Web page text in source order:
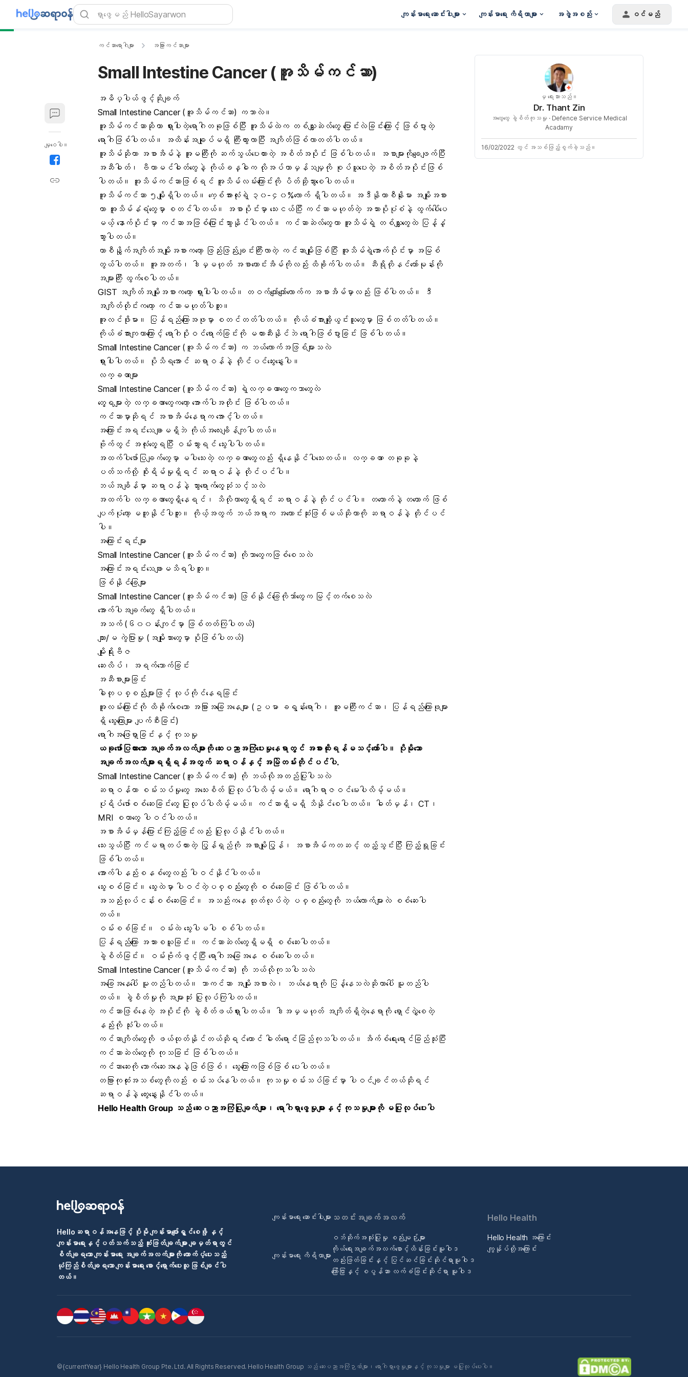
ကျန်းမာရေး ဆောင်းပါးများ ကျန်းမာရေး ကိရိယာများ အဖွဲ့အစည်း ဝင်မည်
မျှဝေပါ။
ကင်ဆာရောဂါများ အခြားကင်ဆာများ
Small Intestine Cancer (အူသိမ်ကင်ဆာ)
အဓိပ္ပါယ်ဖွင့်ဆိုချက်
Small Intestine Cancer (အူသိမ်ကင်ဆာ) ကဘာလဲ။
အူသိမ်ကင်ဆာဆိုတာ ရှားပါးတဲ့ရောဂါတခုဖြစ်ပြီး အူသိမ်ထဲက တစ်သျှူးဆဲလ်တွေ ပြောင်းလဲခြင်းကြောင့် ဖြစ်ပွားတဲ့
ရောဂါဖြစ်ပါတယ်။ အထိန်းအချုပ်မရှိ ကြီးထွားလာပြီး အကျိတ်ဖြစ်လာတတ်ပါတယ်။
အူသိမ်ဆိုတာ အစာအိမ်နဲ့ အူမကြီးကို ဆက်သွယ်ပေးထားတဲ့ အစိတ်အပိုင်း ဖြစ်ပါတယ်။ အစာများကိုချေဖျက်ပြီး
အဆီဓါတ်၊ ဗီတာမင်ဓါတ်တွေနဲ့ ကိုယ်ခန္ဓါက လိုအပ်တာမှန်သမျှကို စုပ်ယူပေးတဲ့ အစိတ်အပိုင်းဖြစ်
ပါတယ်။ အူသိမ်ကင်ဆာဖြစ်ရင် အူသိမ်လမ်းကြောင်းကို ပိတ်ဆို့သွားစေပါတယ်။
အူသိမ်ကင်ဆာ ၅မျိုးရှိပါတယ်။ ကေ့စ်အားလုံးရဲ့ ၃၀-၄၀%လောက် ရှိပါတယ်။ အဒီနိုကာစီနိုးမား အမျိုးအစား
ဟာ အူသိမ်နံရံတွေမှာ စတင်ပါတယ်။ အစာပိုင်းမှာ သေးငယ်ပြီး ကင်ဆာမဟုတ်တဲ့ အသားပိုပုံစံနဲ့ ထွက်ပေါ်ပေ
မယ့် နောက်ပိုင်းမှာ ကင်ဆာအဖြစ်ပြောင်းသွားနိုင်ပါတယ်။ ကင်ဆာဆဲလ်တွေဟာ အူသိမ်ရဲ့ တစ်သျှူးတွေထဲ ပြန့်နှံ့
သွားပါတယ်။
ကာစီနွိုက်အကျိတ်အမျိုးအစားကတော့ ဖြည်းဖြည်းချင်းကြီးလာတဲ့ ကင်ဆာမျိုးဖြစ်ပြီး အူသိမ်ရဲ့အောက်ပိုင်းမှာ အမြစ်
တွယ်ပါတယ်။ အူအတက်၊ ဒါမှမဟုတ် အစာဟောင်းအိမ်ကိုလည်း ထိခိုက်ပါတယ်။ ဆီရိုတိုနင်ဟော်မုန်းကို
အများကြီး ထွက်စေပါတယ်။
GIST အကျိတ်အမျိုးအစားကတော့ ရှားပါးပါတယ်။ တဝက်ကျော်ကျော်လောက်က အစာအိမ်မှာလည်း ဖြစ်ပါတယ်။ ဒီ
အကျိတ်တိုင်းကတော့ ကင်ဆာမဟုတ်ပါဘူး။
အူလင်ဖိုးမား။ ပြန်ရည်ကြောအဖုမှာ စတင်တတ်ပါတယ်။ ကိုယ်ခံအားချို့ယွင်းသူတွေမှာ ဖြစ်တတ်ပါတယ်။
ကိုယ်ခံအားကျတာကြောင့် ရောဂါပိုးဝင်ရောက်ခြင်းကို မတားဆီးနိုင်ဘဲ ရောဂါဖြစ်ပွားခြင်း ဖြစ်ပါတယ်။
Small Intestine Cancer (အူသိမ်ကင်ဆာ) က ဘယ်လောက်အဖြစ်များသလဲ
ရှားပါးပါတယ်။ ပိုသိရအောင် ဆရာဝန်နဲ့ တိုင်ပင်ဆွေးနွေးပါ။
လက္ခဏာများ
Small Intestine Cancer (အူသိမ်ကင်ဆာ) ရဲ့လက္ခဏာတွေကဘာတွေလဲ
တွေ့ရများတဲ့ လက္ခဏာတွေကတော့ အောက်ပါအတိုင်း ဖြစ်ပါတယ်။
ကင်ဆာမှာဆိုရင် အစာအိမ်နေရာက အောင့်ပါတယ်။
အကြောင်းအရင်းသေချာမရှိဘဲ ကိုယ်အလေးချိန်ကျပါတယ်။
ဗိုက်တွင် အလုံးတွေ့ရပြီး ဝမ်းသွားရင် သွေးပါပါတယ်။
အထက်ပါဖော်ပြချက်တွေမှာ မပါသေးတဲ့ လက္ခဏာတွေလည်း ရှိနေနိုင်ပါသေးတယ်။ လက္ခဏာ တခုခုနဲ့
ပတ်သက်လို့ စိုးရိမ်မှုရှိရင် ဆရာဝန်နဲ့ တိုင်ပင်ပါ။
ဘယ်အချိန်မှာ ဆရာဝန်နဲ့ သွားရောက်တွေ့ဆုံသင့်သလဲ
အထက်ပါ လက္ခဏာတွေရှိနေရင်၊ သိလိုတာတွေရှိရင် ဆရာဝန်နဲ့ တိုင်ပင်ပါ။ တယောက်နဲ့ တယောက် ဖြစ်
ပျက်ပုံတော့ မတူနိုင်ပါဘူး။ ကိုယ့်အတွက် ဘယ်အရာက အကောင်းဆုံးဖြစ်မယ်ဆိုတာကို ဆရာဝန်နဲ့ တိုင်ပင်
ပါ။
အကြောင်းရင်းများ
Small Intestine Cancer (အူသိမ်ကင်ဆာ) ကိုဘာတွေကဖြစ်စေသလဲ
အကြောင်းအရင်းသေချာမသိရပါဘူး။
ဖြစ်နိုင်ခြေများ
Small Intestine Cancer (အူသိမ်ကင်ဆာ) ဖြစ်နိုင်ခြေကိုဘာ်တွေက မြင့်တက်စေသလဲ
အောက်ပါအချက်တွေ ရှိပါတယ်။
အသက် (၆၀၀န်းကျင်မှာ ဖြစ်တတ်ကြပါတယ်)
ကျား/မ ကွဲပြားမှု (အမျိုးသားတွေမှာ ပိုဖြစ်ပါတယ်)
မျိုးရိုးဗီဇ
ဆေးလိပ်၊ အရက်သောက်ခြင်း
အဆီစားများခြင်း
ဓါတုပစ္စည်းများဖြင့် လုပ်ကိုင်နေရခြင်း
အူလမ်းကြောင်းကို ထိခိုက်စေသော အခြားအခြေအနေများ (ဥပမာ ခရွန်းရောဂါ၊ အူမကြီးကင်ဆာ၊ ပြန်ရည်ကြောဖုများ
ရှိ သွေးကြောများ ပျက်စီးခြင်း)
ရောဂါအဖြေရှာခြင်းနှင့် ကုသမှု
ယခုဖော်ပြထားသော အချက်အလက်များကို ဆေးပညာအကြံပေးမှုနေရာတွင် အစားထိုးရန်မသင့်တော်ပါ။ ပိုမိုသော
အချက်အလက်များရရှိရန်အတွက် ဆရာဝန်နှင့် အမြဲတမ်းတိုင်ပင်ပါ.
Small Intestine Cancer (အူသိမ်ကင်ဆာ) ကို ဘယ်လိုအတည်ပြုပါသလဲ
ဆရာဝန်ဟာ စမ်းသပ်မှုတွေ အသေးစိတ် ပြုလုပ်ပါလိမ့်မယ်။ ရောဂါရာဇဝင်မေးပါလိမ့်မယ်။
ပုံရိပ်ဖော်စစ်ဆေးခြင်းတွေ ပြုလုပ်ပါလိမ့်မယ်။ ကင်ဆာရှိမရှိ သိနိုင်စေပါတယ်။ ဓါတ်မှန်၊ CT၊
MRI စတာတွေ ပါဝင်ပါတယ်။
အစာအိမ်မှန်ပြောင်းကြည့်ခြင်းလည်း ပြုလုပ်နိုင်ပါတယ်။
သေးသွယ်ပြီး ကင်မရာတပ်ထားတဲ့ ပြွန်ရှည်ကို အစာမျိုပြွန်၊ အစာအိမ်ကတဆင့် ထည့်သွင်းပြီး ကြည့်ရှုခြင်း
ဖြစ်ပါတယ်။
အောက်ပါနည်းစနစ်တွေလည်း ပါဝင်နိုင်ပါတယ်။
သွေးစစ်ခြင်း။ သွေးထဲမှာ ပါဝင်တဲ့ပစ္စည်းတွေကို စစ်ဆေးခြင်း ဖြစ်ပါတယ်။
အသည်းလုပ်ငန်းစစ်ဆေးခြင်း။ အသည်းကနေ ထုတ်လုပ်တဲ့ ပစ္စည်းတွေကို ဘယ်လောက်များလဲ စစ်ဆေးပါ
တယ်။
ဝမ်းစစ်ခြင်း။ ဝမ်းထဲ သွေးပါမပါ စစ်ပါတယ်။
ပြန်ရည်ကြော အသားစယူခြင်း။ ကင်ဆာဆဲလ်တွေရှိမရှိ စစ်ဆေးပါတယ်။
ခွဲစိတ်ခြင်း။ ဝမ်းဗိုက်ဖွင့်ပြီး ရောဂါအခြေအနေ စစ်ဆေးပါတယ်။
Small Intestine Cancer (အူသိမ်ကင်ဆာ) ကို ဘယ်လိုကုသပါသလဲ
အခြေအနေပေါ် မူတည်ပါတယ်။ ဘာကင်ဆာ အမျိုးအစားလဲ၊ ဘယ်နေရာကို ပြန့်နေသလဲဆိုတာပေါ် မူတည်ပါ
တယ်။ ခွဲစိတ်မှုကို အများဆုံး ပြုလုပ်ကြပါတယ်။
ကင်ဆာဖြစ်နေတဲ့ အပိုင်းကို ခွဲစိတ်ဖယ်ရှားပါတယ်။ ဒါအမှမဟုတ် အကျိတ်ရှိတဲ့နေရာကို ရှောင်လွှဲစေတဲ့
နည်းကို သုံးပါတယ်။
ကင်ဆာကျိတ်တွေကို ဖယ်ထုတ်နိုင်တယ်ဆိုရင်တောင် ဓါတ်ရောင်ခြည်ကုသပါတယ်။ အိက်စ်ရေးရောင်ခြည်သုံးပြီး
ကင်ဆာဆဲလ်တွေကို ကုသခြင်း ဖြစ်ပါတယ်။
ကင်ဆာဆေးကို သောက်ဆေးအနေနဲ့ဖြစ်ဖြစ်၊ သွေးကြောကဖြစ်ဖြစ် ပေးပါတယ်။
တခြားကုထုံးအသစ်တွေကိုလည်း စမ်းသပ်နေပါတယ်။ ကုသမှုစမ်းသပ်ခြင်းမှာ ပါဝင်ချင်တယ်ဆိုရင်
ဆရာဝန်နဲ့ တွေးနွေးနိုင်ပါတယ်။
Hello Health Group သည် ဆေးပညာအကြံပြုချက်များ၊ ရောဂါရှာဖွေမှုများနှင့် ကုသမှုများကို မပြုလုပ်ပေးပါ
မှ ရေးသားသည်။
Dr. Thant Zin
အထွေထွေ ခွဲစိတ်ကုသမှု · Defence Service Medical
Acadamy
16/02/2022 တွင် အသစ်ဖြည့်စွက်ခဲ့သည်။
Helloဆရာဝန်အနေဖြင့် ပိုမို ကျန်းမာပျော်ရွှင်စေဖို့ နှင့်
ကျန်းမာရေးနှင့်ပတ်သက်သည့် ဆုံးဖြတ်ချက်များ ချမှတ်ရာတွင်
စိတ်ချရသော ကျန်းမာရေး အချက်အလက်များကို ထောက်ပံ့ပေးသည့်
ယုံကြည်စိတ်ချရသော ကျန်းမာရေး စောင့်ရှောက်ပေးသူ ဖြစ်ချင်ပါ
တယ်။
ကျန်းမာရေး ဆောင်းပါးများ
ကျန်းမာရေး ကိရိယာများ
သတင်းအချက်အလက်
ဝဘ်ဆိုက်အသုံးပြုမှု စည်းမျဉ်းများ
ကိုယ်ရေးအချက်အလက်စောင့်ထိန်းခြင်းမူဝါဒ
တည်းဖြတ်ခြင်းနှင့် ပြင်ဆင်ခြင်းဆိုင်ရာမူဝါဒ
ကြော်ငြာနှင့် စပွန်ဆာ လက်ခံခြင်းဆိုင်ရာ မူဝါဒ
Hello Health
Hello Health အကြောင်း
ကျွန်ုပ်တို့အကြောင်း
©{currentYear} Hello Health Group Pte. Ltd. All Rights Reserved. Hello Health Group သည် ဆေးပညာအကြံဉာဏ်များ၊ ရောဂါရှာဖွေမှုများနှင့် ကုသမှုများ မပြုလုပ်ပေးပါ။